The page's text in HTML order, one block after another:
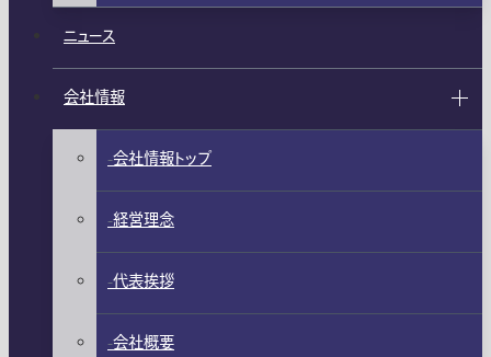
ニュース
会社情報
会社情報トップ
経営理念
代表挨拶
会社概要